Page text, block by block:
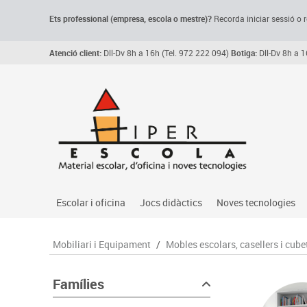
Ets professional (empresa, escolao mestre)? Recorda iniciar sessió o
Atenció client: Dll-Dv 8h a 16h (Tel. 972 222 094)Botiga: Dll-Dv 8h a
Escolar i oficina
Arxiu, carpetes i classificadors
Manualitats
Escriptura i correcció
Jocs didàctics
Primeres edats
Jocs heurístics
Motricitat fina
Jocs
Noves tecnologies
Audio
Cartelleria digital
Connectivitat i
Mobiliari i Equipament / Mobles escolars, casellers i
Famílies